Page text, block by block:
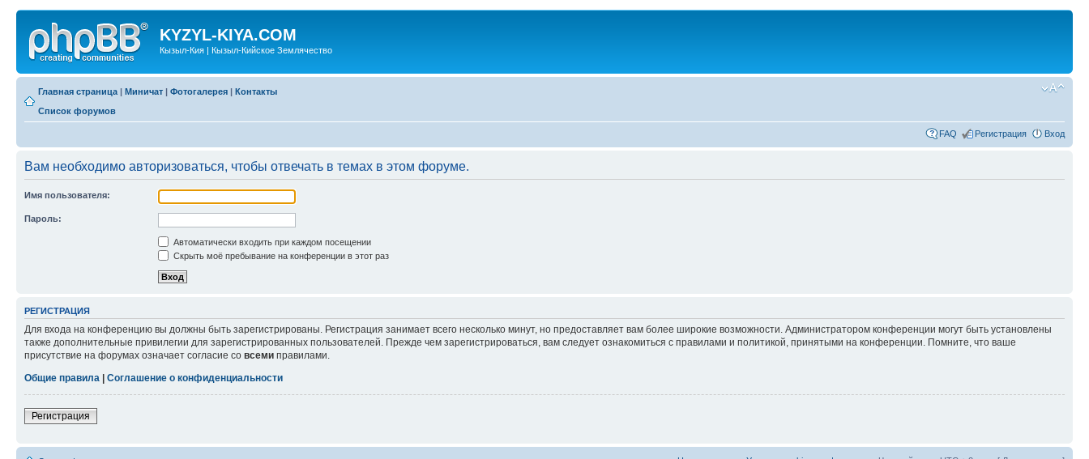
KYZYL-KIYA.COM
Кызыл-Кия | Кызыл-Кийское Землячество
Главная страница | Миничат | Фотогалерея | Контакты
Список форумов
FAQ Регистрация Вход
Вам необходимо авторизоваться, чтобы отвечать в темах в этом форуме.
Имя пользователя:
Пароль:
Автоматически входить при каждом посещении
Скрыть моё пребывание на конференции в этот раз
РЕГИСТРАЦИЯ
Для входа на конференцию вы должны быть зарегистрированы. Регистрация занимает всего несколько минут, но предоставляет вам более широкие возможности. Администратором конференции могут быть установлены
также дополнительные привилегии для зарегистрированных пользователей. Прежде чем зарегистрироваться, вам следует ознакомиться с правилами и политикой, принятыми на конференции. Помните, что ваше
присутствие на форумах означает согласие со всеми правилами.
Общие правила
Соглашение о конфиденциальности
Регистрация